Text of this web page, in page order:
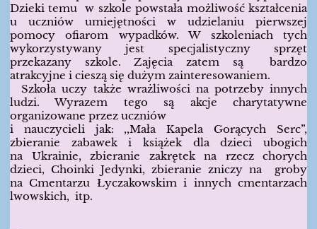
Dzieki temu w szkole powstała możliwość kształcenia
u uczniów umiejętności w udzielaniu pierwszej
pomocy ofiarom wypadków. W szkoleniach tych
wykorzystywany jest specjalistyczny sprzęt
przekazany szkole. Zajęcia zatem są bardzo
atrakcyjne i cieszą się dużym zainteresowaniem.
Szkoła uczy także wrażliwości na potrzeby innych
ludzi. Wyrazem tego są akcje charytatywne
organizowane przez uczniów
i nauczycieli jak: ,,Mała Kapela Gorących Serc”,
zbieranie zabawek i książek dla dzieci ubogich
na Ukrainie, zbieranie zakrętek na rzecz chorych
dzieci, Choinki Jedynki, zbieranie zniczy na groby
na Cmentarzu Łyczakowskim i innych cmentarzach
lwowskich, itp.